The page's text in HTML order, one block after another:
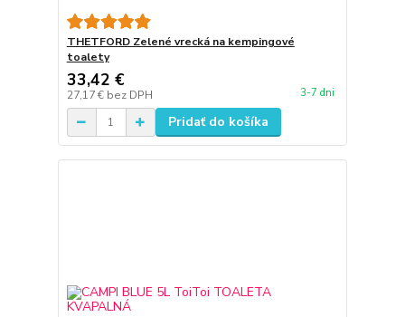
THETFORD Zelené vrecká na kempingové
toalety
33,42 €
27,17 € bez DPH 3-7 dni
Pridať do košíka